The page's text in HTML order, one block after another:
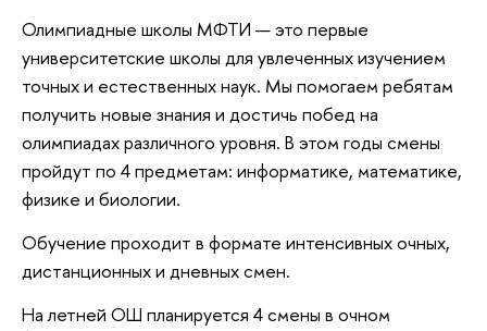
Олимпиадные школы МФТИ — это первые
университетские школы для увлеченных изучением
точных и естественных наук. Мы помогаем ребятам
получить новые знания и достичь побед на
олимпиадах различного уровня. В этом годы смены
пройдут по 4 предметам: информатике, математике,
физике и биологии.
Обучение проходит в формате интенсивных очных,
дистанционных и дневных смен.
На летней ОШ планируется 4 смены в очном